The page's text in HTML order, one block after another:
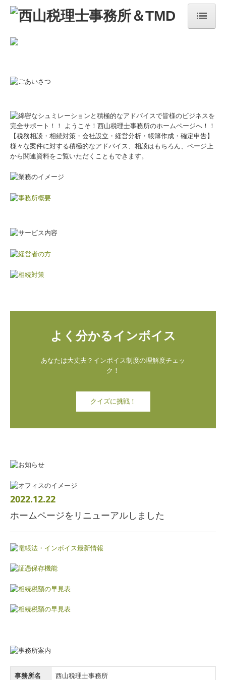
代表・スタッフ紹介
経営者の方
ご相談・契約前後の流れ
限定コンテンツ
よく分かるインボイス
あなたは大丈夫？インボイス制度の理解度チェッ
ク！
クイズに挑戦！
2022.12.22
ホームページをリニューアルしました
事務所名 西山税理士事務所